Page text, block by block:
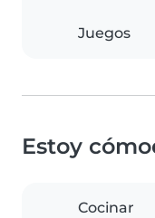
Juegos
Estoy
Cocinar